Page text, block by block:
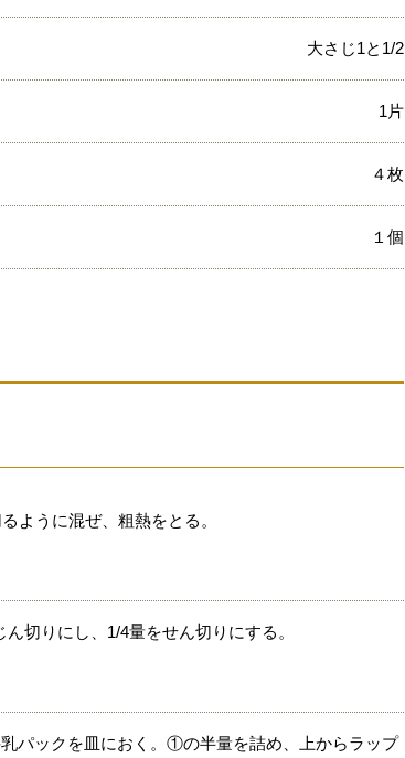
大さじ1と1/2
1片
４枚
１個
ように混ぜ、粗熱をとる。
切りにし、1/4量をせん切りにする。
パックを皿におく。①の半量を詰め、上からラップ